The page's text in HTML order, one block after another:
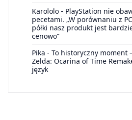
Karololo - PlayStation nie
pecetami. „W porównaniu z
półki nasz produkt jest
cenowo”
Pika - To historyczny moment
Zelda: Ocarina of Time
język